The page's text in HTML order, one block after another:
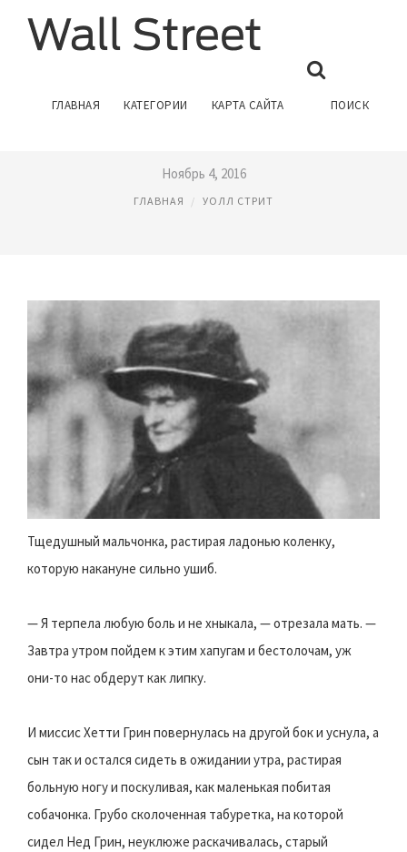
ГЛАВНАЯ КАТЕГОРИИ КАРТА САЙТА ПОИСК
ХЕТТИ ГРИН ВЕДЬМА С УОЛЛ
Ноябрь 4, 2016
ГЛАВНАЯ УОЛЛ СТРИТ
Тщедушный мальчонка, растирая ладонью коленку,
которую накануне сильно ушиб.
— Я терпела любую боль и не хныкала, — отрезала мать. —
Завтра утром пойдем к этим хапугам и бестолочам, уж
они-то нас обдерут как липку.
И миссис Хетти Грин повернулась на другой бок и уснула, а
сын так и остался сидеть в ожидании утра, растирая
больную ногу и поскуливая, как маленькая побитая
собачонка. Грубо сколоченная табуретка, на которой
сидел Нед Грин, неуклюже раскачивалась, старый